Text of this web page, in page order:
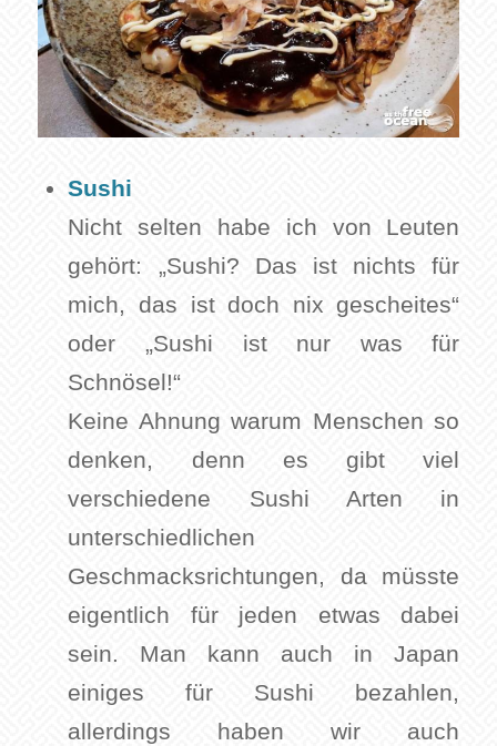
Sushi
Nicht selten habe ich von Leuten
gehört: „Sushi? Das ist nichts für
mich, das ist doch nix gescheites“
oder „Sushi ist nur was für
Schnösel!“
Keine Ahnung warum Menschen so
denken, denn es gibt viel
verschiedene Sushi Arten in
unterschiedlichen
Geschmacksrichtungen, da müsste
eigentlich für jeden etwas dabei
sein. Man kann auch in Japan
einiges für Sushi bezahlen,
allerdings haben wir auch